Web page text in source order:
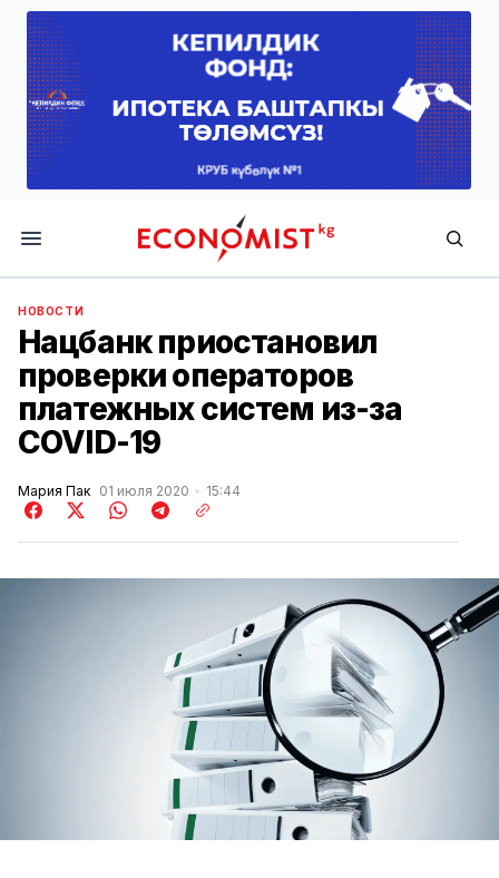
Economist.kg
НОВОСТИ
Нацбанк приостановил
проверки операторов
платежных систем из-за
COVID-19
Мария Пак 01 июля 2020 15:44